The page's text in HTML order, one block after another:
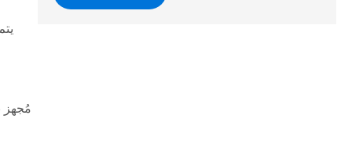
مُجهز